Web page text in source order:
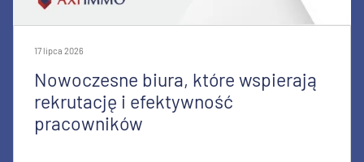
17 lipca 2026
Nowoczesne biura, które wspierają
rekrutację i efektywność
pracowników